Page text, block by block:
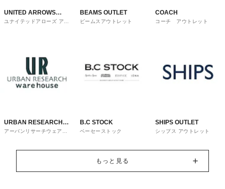
UNITED ARROWS
OUTLET
ユナイテッドアローズ アウ
BEAMS OUTLET
ビームスアウトレット
COACH
コーチ アウトレット
URBAN RESEARCH
ware house
アーバンリサーチウェアハ
B.C STOCK
ベーセーストック
SHIPS OUTLET
シップス アウトレット
もっと見る